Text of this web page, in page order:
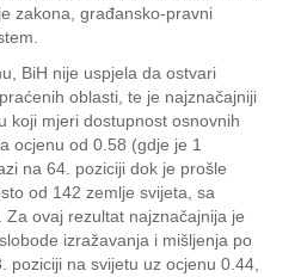
zakona, građansko-pravni
BiH nije uspjela da ostvari
oblasti, te je najznačajniji
koji mjeri dostupnost osnovnih
ocjenu od 0.58 (gdje je 1
na 64. poziciji dok je prošle
od 142 zemlje svijeta, sa
ovaj rezultat najznačajnija je
izražavanja i mišljenja po
poziciji na svijetu uz ocjenu 0.44,